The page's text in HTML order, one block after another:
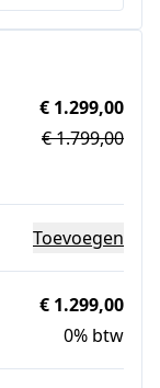
€ 1.299,00
€ 1.799,00
Toevoegen
€ 1.299,00
0% btw